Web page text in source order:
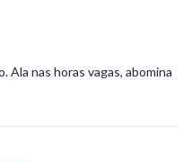
nas horas vagas, abomina